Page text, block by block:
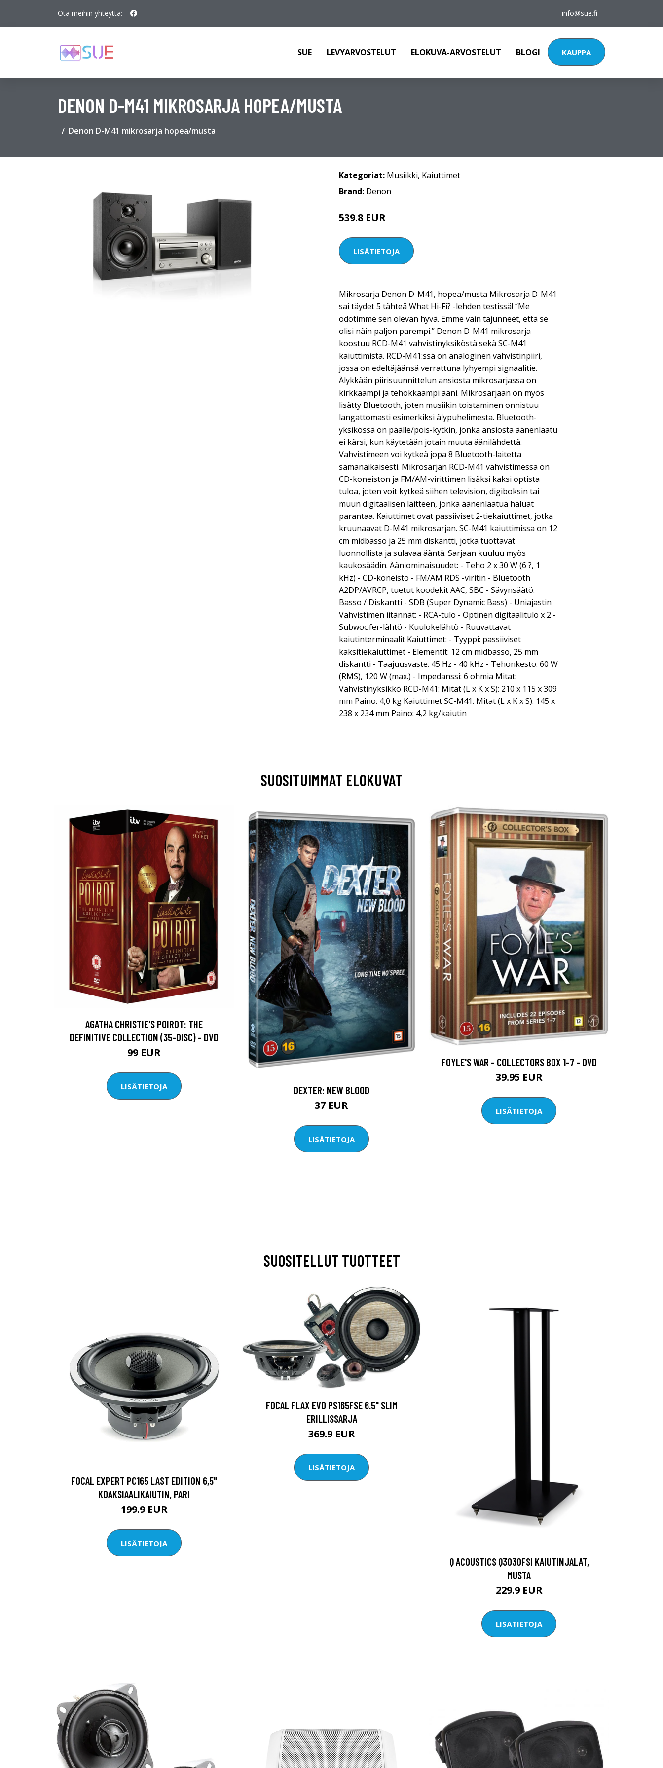
Ota meihin yhteyttä: info@sue.fi
SUE LEVYARVOSTELUT ELOKUVA-ARVOSTELUT BLOGI KAUPPA
DENON D-M41 MIKROSARJA HOPEA/MUSTA
Denon D-M41 mikrosarja hopea/musta
Kategoriat: Musiikki, Kaiuttimet
Brand: Denon
539.8 EUR
LISÄTIETOJA
Mikrosarja Denon D-M41, hopea/musta Mikrosarja D-M41
sai täydet 5 tähteä What Hi-Fi? -lehden testissä! “Me
odotimme sen olevan hyvä. Emme vain tajunneet, että se
olisi näin paljon parempi.” Denon D-M41 mikrosarja
koostuu RCD-M41 vahvistinyksiköstä sekä SC-M41
kaiuttimista. RCD-M41:ssä on analoginen vahvistinpiiri,
jossa on edeltäjäänsä verrattuna lyhyempi signaalitie.
Älykkään piirisuunnittelun ansiosta mikrosarjassa on
kirkkaampi ja tehokkaampi ääni. Mikrosarjaan on myös
lisätty Bluetooth, joten musiikin toistaminen onnistuu
langattomasti esimerkiksi älypuhelimesta. Bluetooth-
yksikössä on päälle/pois-kytkin, jonka ansiosta äänenlaatu
ei kärsi, kun käytetään jotain muuta äänilähdettä.
Vahvistimeen voi kytkeä jopa 8 Bluetooth-laitetta
samanaikaisesti. Mikrosarjan RCD-M41 vahvistimessa on
CD-koneiston ja FM/AM-virittimen lisäksi kaksi optista
tuloa, joten voit kytkeä siihen television, digiboksin tai
muun digitaalisen laitteen, jonka äänenlaatua haluat
parantaa. Kaiuttimet ovat passiiviset 2-tiekaiuttimet, jotka
kruunaavat D-M41 mikrosarjan. SC-M41 kaiuttimissa on 12
cm midbasso ja 25 mm diskantti, jotka tuottavat
luonnollista ja sulavaa ääntä. Sarjaan kuuluu myös
kaukosäädin. Ääniominaisuudet: - Teho 2 x 30 W (6 ?, 1
kHz) - CD-koneisto - FM/AM RDS -viritin - Bluetooth
A2DP/AVRCP, tuetut koodekit AAC, SBC - Sävynsäätö:
Basso / Diskantti - SDB (Super Dynamic Bass) - Uniajastin
Vahvistimen iitännät: - RCA-tulo - Optinen digitaalitulo x 2 -
Subwoofer-lähtö - Kuulokelähtö - Ruuvattavat
kaiutinterminaalit Kaiuttimet: - Tyyppi: passiiviset
kaksitiekaiuttimet - Elementit: 12 cm midbasso, 25 mm
diskantti - Taajuusvaste: 45 Hz - 40 kHz - Tehonkesto: 60 W
(RMS), 120 W (max.) - Impedanssi: 6 ohmia Mitat:
Vahvistinyksikkö RCD-M41: Mitat (L x K x S): 210 x 115 x 309
mm Paino: 4,0 kg Kaiuttimet SC-M41: Mitat (L x K x S): 145 x
238 x 234 mm Paino: 4,2 kg/kaiutin
SUOSITUIMMAT ELOKUVAT
AGATHA CHRISTIE'S POIROT: THE
DEFINITIVE COLLECTION (35-DISC) - DVD
99 EUR
LISÄTIETOJA DEXTER: NEW BLOOD
37 EUR
LISÄTIETOJA
FOYLE'S WAR - COLLECTORS BOX 1-7 - DVD
39.95 EUR
LISÄTIETOJA
SUOSITELLUT TUOTTEET
FOCAL EXPERT PC165 LAST EDITION 6,5"
KOAKSIAALIKAIUTIN, PARI
199.9 EUR
LISÄTIETOJA
FOCAL FLAX EVO PS165FSE 6.5" SLIM
ERILLISSARJA
369.9 EUR
LISÄTIETOJA
Q ACOUSTICS Q3030FSI KAIUTINJALAT,
MUSTA
229.9 EUR
LISÄTIETOJA